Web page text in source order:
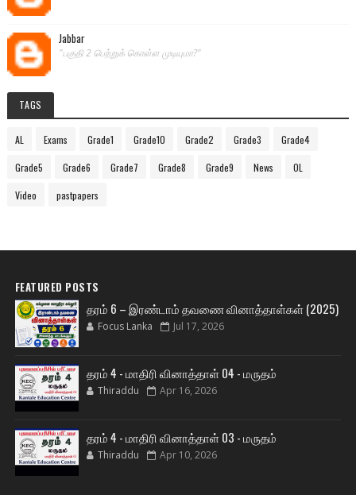
Jabbar
"பகுதி 2 பெற்றுக் கொள்ள முடியுமா?"
TAGS
AL Exams Grade1 Grade10 Grade2 Grade3 Grade4
Grade5 Grade6 Grade7 Grade8 Grade9 News OL
Video pastpapers
FEATURED POSTS
தரம் 6 – இரண்டாம் தவணை வினாத்தாள்கள் (2025)
Focus Lanka Jul 17, 2026
தரம் 4 - மாதிரி வினாத்தாள் 04 - மருதம்
Thiraddu Apr 16, 2026
தரம் 4 - மாதிரி வினாத்தாள் 03 - மருதம்
Thiraddu Apr 10, 2026